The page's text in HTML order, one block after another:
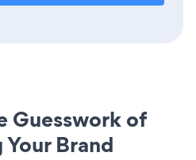
Guesswork of
Brand